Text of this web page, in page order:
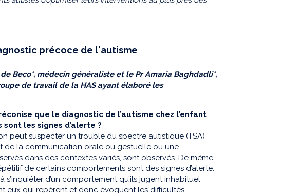
précoce de l'autisme
Beco*, médecin généraliste et le Pr Amaria Baghdadli*,
de travail de la HAS ayant élaboré les
que le diagnostic de l’autisme chez l’enfant
les signes d’alerte ?
peut suspecter un trouble du spectre autistique (TSA)
de la communication orale ou gestuelle ou une
dans des contextes variés, sont observés. De même,
de certains comportements sont des signes d’alerte.
d’un comportement qu’ils jugent inhabituel
eux qui repèrent et donc évoquent les difficultés